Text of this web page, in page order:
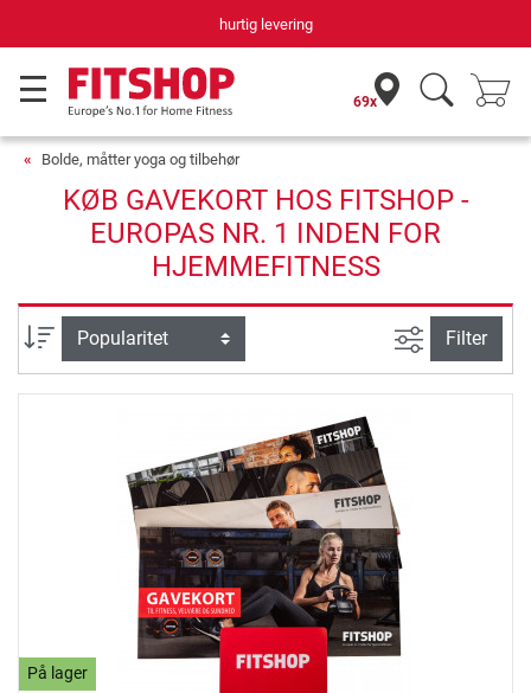
hurtig levering
69x
Bolde, måtter yoga og tilbehør
KØB GAVEKORT HOS FITSHOP -
EUROPAS NR. 1 INDEN FOR
HJEMMEFITNESS
sortering Avanceret
Filter
På lager